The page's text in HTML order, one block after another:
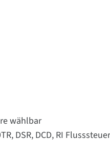
wählbar
DSR, DCD, RI